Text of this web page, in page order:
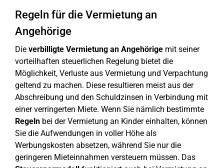
Regeln für die Vermietung an
Angehörige
Die verbilligte Vermietung an Angehörige mit seiner
vorteilhaften steuerlichen Regelung bietet die
Möglichkeit, Verluste aus Vermietung und Verpachtung
geltend zu machen. Diese resultieren meist aus der
Abschreibung und den Schuldzinsen in Verbindung mit
einer verringerten Miete. Wenn Sie nämlich bestimmte
Regeln bei der Vermietung an Kinder einhalten, können
Sie die Aufwendungen in voller Höhe als
Werbungskosten absetzen, während Sie nur die
geringeren Mieteinnahmen versteuern müssen. Das